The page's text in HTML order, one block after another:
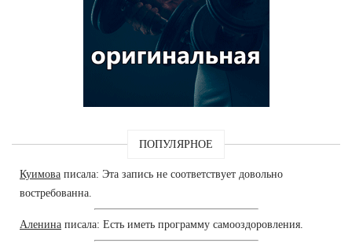
ПОПУЛЯРНОЕ
Куимова писала: Эта запись не соответствует довольно
востребованна.
Аленина писала: Есть иметь программу самооздоровления.